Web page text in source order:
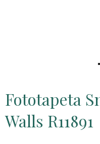
Fototapeta
Walls R11891